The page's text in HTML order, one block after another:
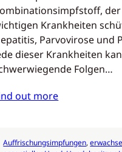
Krankheiten
Parvovirose und
dieser Krankheiten
Folgen…
out more
Auffrischungsimpfungen,